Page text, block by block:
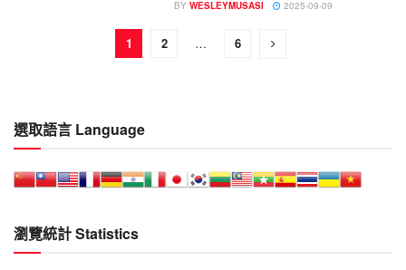
BY WESLEYMUSASI 2025-09-09
1 2 … 6
選取語言 Language
瀏覽統計 Statistics